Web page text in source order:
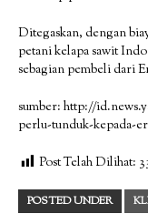
Ditegaskan, dengan
petani kelapa sawit
sebagian pembeli dari
sumber: http://
perlu-tunduk-kepada-
Post Telah Dilihat:
POSTED UNDER